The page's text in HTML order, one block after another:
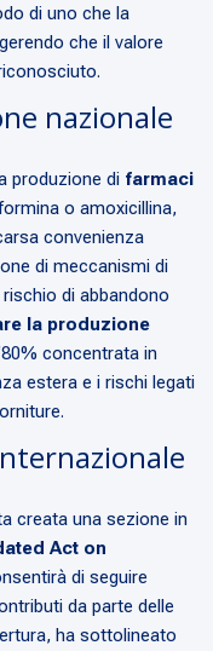
di uno che la
che il valore
nazionale
produzione di farmaci
o amoxicillina,
convenienza
di meccanismi di
di abbandono
la produzione
concentrata in
estera e i rischi legati
creata una sezione in
Act on
di seguire
da parte delle
ha sottolineato